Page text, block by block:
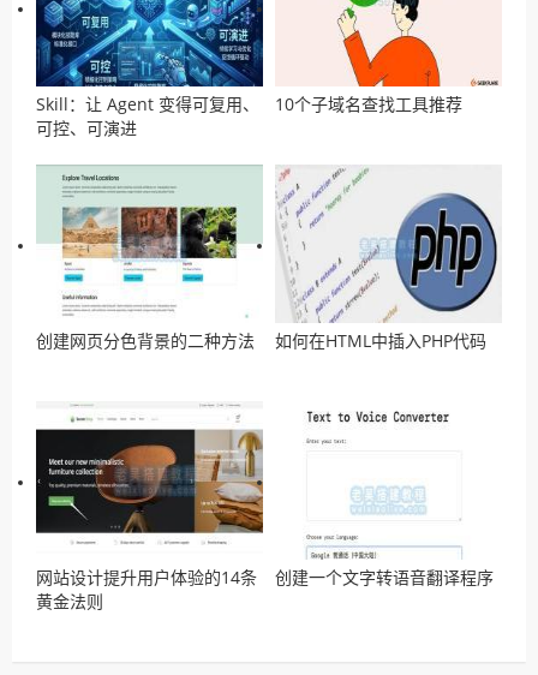
Skill：让 Agent 变得可复用、
可控、可演进
10个子域名查找工具推荐
创建网页分色背景的二种方法 如何在HTML中插入PHP代码
网站设计提升用户体验的14条
黄金法则
创建一个文字转语音翻译程序